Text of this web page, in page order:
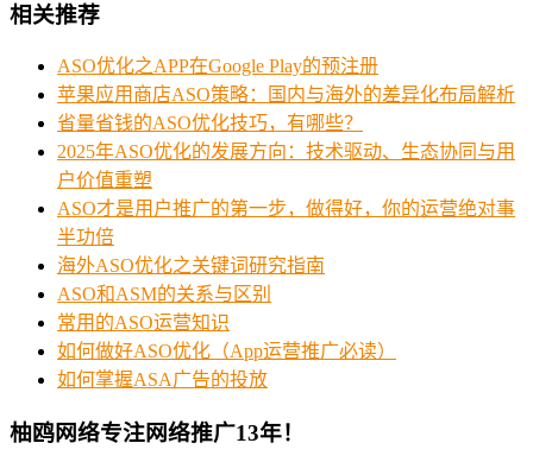
相关推荐
ASO优化之APP在Google Play的预注册
苹果应用商店ASO策略：国内与海外的差异化布局解析
省量省钱的ASO优化技巧，有哪些？
‌2025年ASO优化的发展方向：技术驱动、生态协同与用
户价值重塑
ASO才是用户推广的第一步，做得好，你的运营绝对事
半功倍
海外ASO优化之关键词研究指南
ASO和ASM的关系与区别
常用的ASO运营知识
如何做好ASO优化（App运营推广必读）
如何掌握ASA广告的投放
柚鸥网络专注网络推广13年！